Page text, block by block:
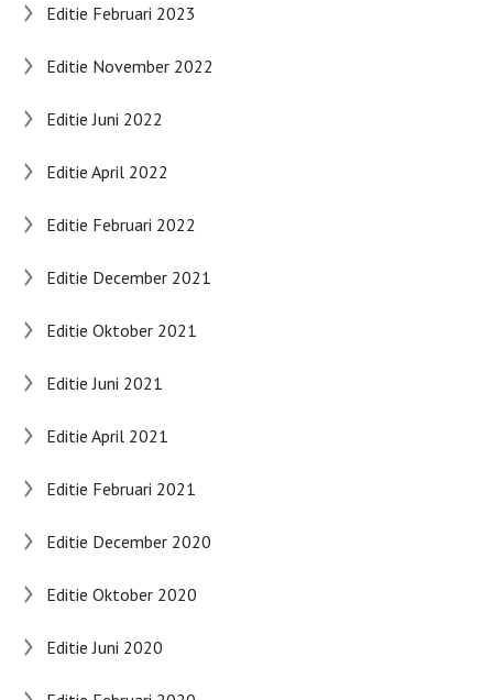
Editie Februari 2023
Editie November 2022
Editie Juni 2022
Editie April 2022
Editie Februari 2022
Editie December 2021
Editie Oktober 2021
Editie Juni 2021
Editie April 2021
Editie Februari 2021
Editie December 2020
Editie Oktober 2020
Editie Juni 2020